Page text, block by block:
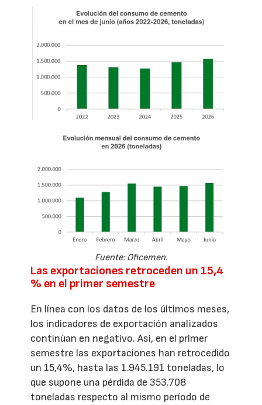
Fuente: Oficemen.
Las exportaciones retroceden un 15,4
% en el primer semestre
En línea con los datos de los últimos meses,
los indicadores de exportación analizados
continúan en negativo. Así, en el primer
semestre las exportaciones han retrocedido
un 15,4%, hasta las 1.945.191 toneladas, lo
que supone una pérdida de 353.708
toneladas respecto al mismo período de